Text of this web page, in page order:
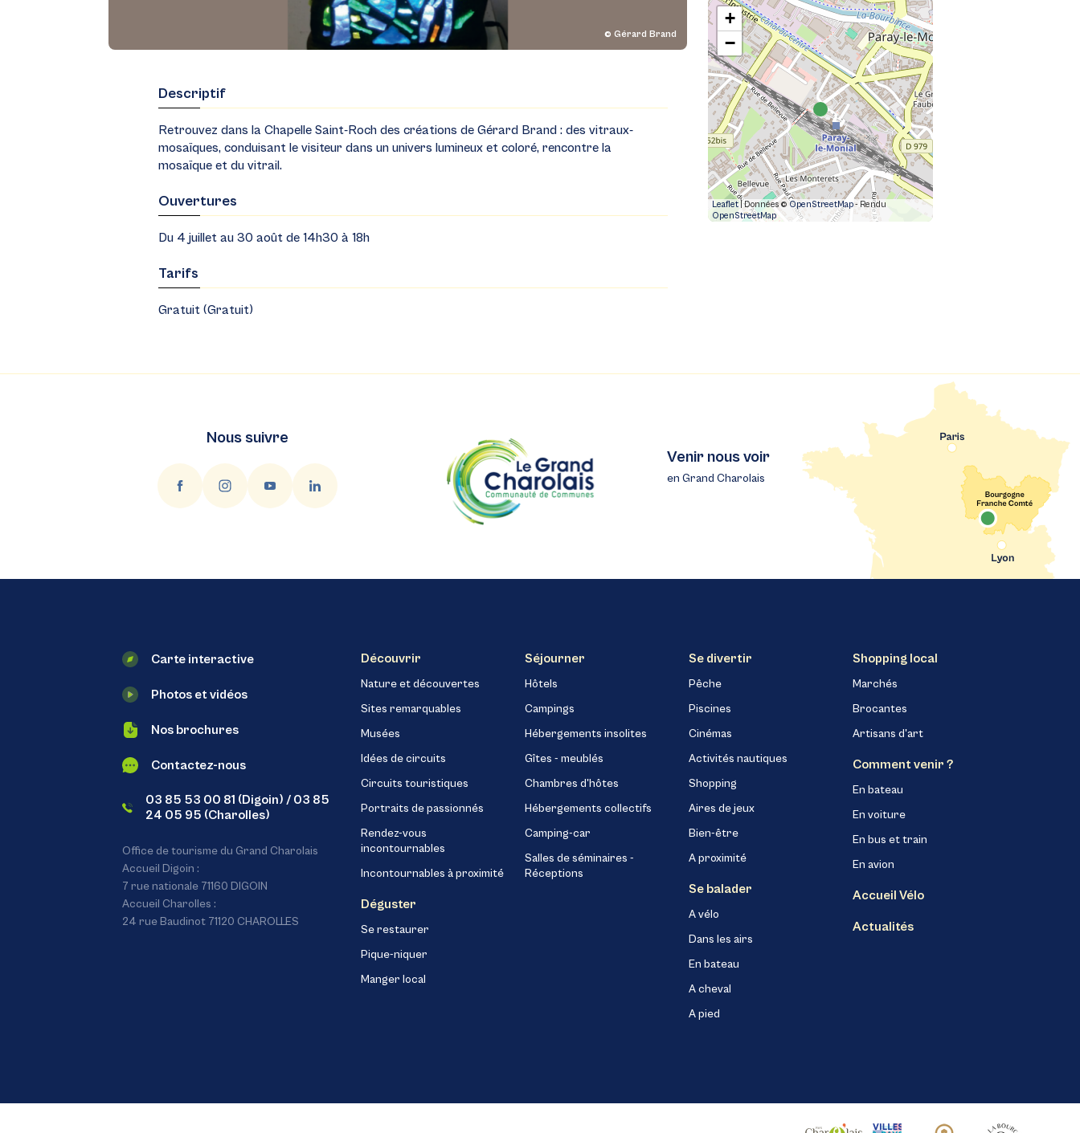
© Gérard Brand
Descriptif
Retrouvez dans la Chapelle Saint-Roch des créations de Gérard Brand : des vitraux-
mosaïques, conduisant le visiteur dans un univers lumineux et coloré, rencontre la
mosaïque et du vitrail.
Ouvertures
Du 4 juillet au 30 août de 14h30 à 18h
Tarifs
Gratuit (Gratuit)
+
−
Leaflet| Données © OpenStreetMap- Rendu
OpenStreetMap
Nous suivre
Venir nous voir
en Grand Charolais
Carte interactive
Photos et vidéos
Nos brochures
Contactez-nous
03 85 53 00 81 (Digoin) / 03 85
24 05 95 (Charolles)
Office de tourisme du Grand Charolais
Accueil Digoin :
7 rue nationale 71160 DIGOIN
Accueil Charolles :
24 rue Baudinot 71120 CHAROLLES
Découvrir
Nature et découvertes
Sites remarquables
Musées
Idées de circuits
Circuits touristiques
Portraits de passionnés
Rendez-vous
incontournables
Incontournables à proximité
Déguster
Se restaurer
Pique-niquer
Manger local
Séjourner
Hôtels
Campings
Hébergements insolites
Gîtes - meublés
Chambres d'hôtes
Hébergements collectifs
Camping-car
Salles de séminaires -
Réceptions
Se divertir
Pêche
Piscines
Cinémas
Activités nautiques
Shopping
Aires de jeux
Bien-être
A proximité
Se balader
A vélo
Dans les airs
En bateau
A cheval
A pied
Shopping local
Marchés
Brocantes
Artisans d'art
Comment venir ?
En bateau
En voiture
En bus et train
En avion
Accueil Vélo
Actualités